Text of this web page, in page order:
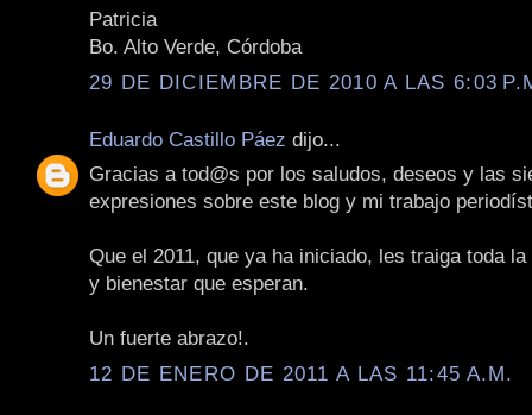
Patricia
Bo. Alto Verde, Córdoba
29 DE DICIEMBRE DE 2010 A LAS 6:03
Eduardo Castillo Páez dijo...
Gracias a tod@s por los saludos, deseos y las
expresiones sobre este blog y mi trabajo
Que el 2011, que ya ha iniciado, les traiga toda
y bienestar que esperan.
Un fuerte abrazo!.
12 DE ENERO DE 2011 A LAS 11:45 A.M.